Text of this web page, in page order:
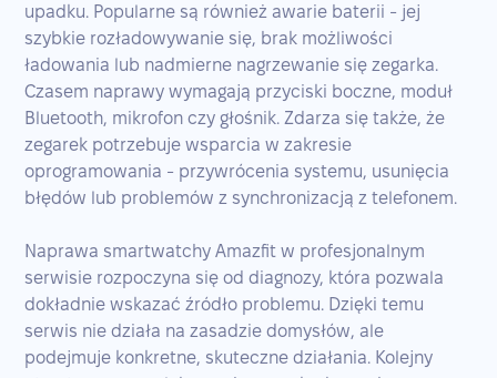
upadku. Popularne są również awarie baterii - jej
szybkie rozładowywanie się, brak możliwości
ładowania lub nadmierne nagrzewanie się zegarka.
Czasem naprawy wymagają przyciski boczne, moduł
Bluetooth, mikrofon czy głośnik. Zdarza się także, że
zegarek potrzebuje wsparcia w zakresie
oprogramowania - przywrócenia systemu, usunięcia
błędów lub problemów z synchronizacją z telefonem.
Naprawa smartwatchy Amazfit w profesjonalnym
serwisie rozpoczyna się od diagnozy, która pozwala
dokładnie wskazać źródło problemu. Dzięki temu
serwis nie działa na zasadzie domysłów, ale
podejmuje konkretne, skuteczne działania. Kolejny